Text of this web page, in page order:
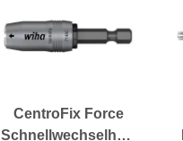
CentroFix Force
Schnellwechselhalter